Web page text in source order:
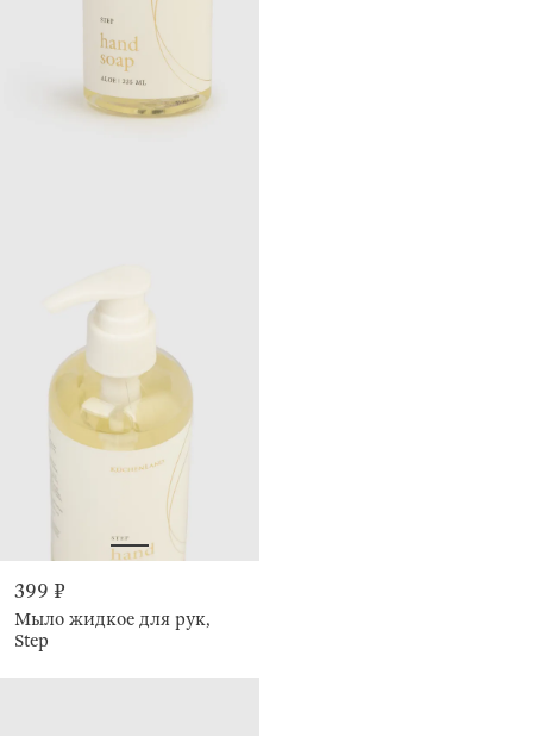
399 ₽
Мыло жидкое для рук,
Step